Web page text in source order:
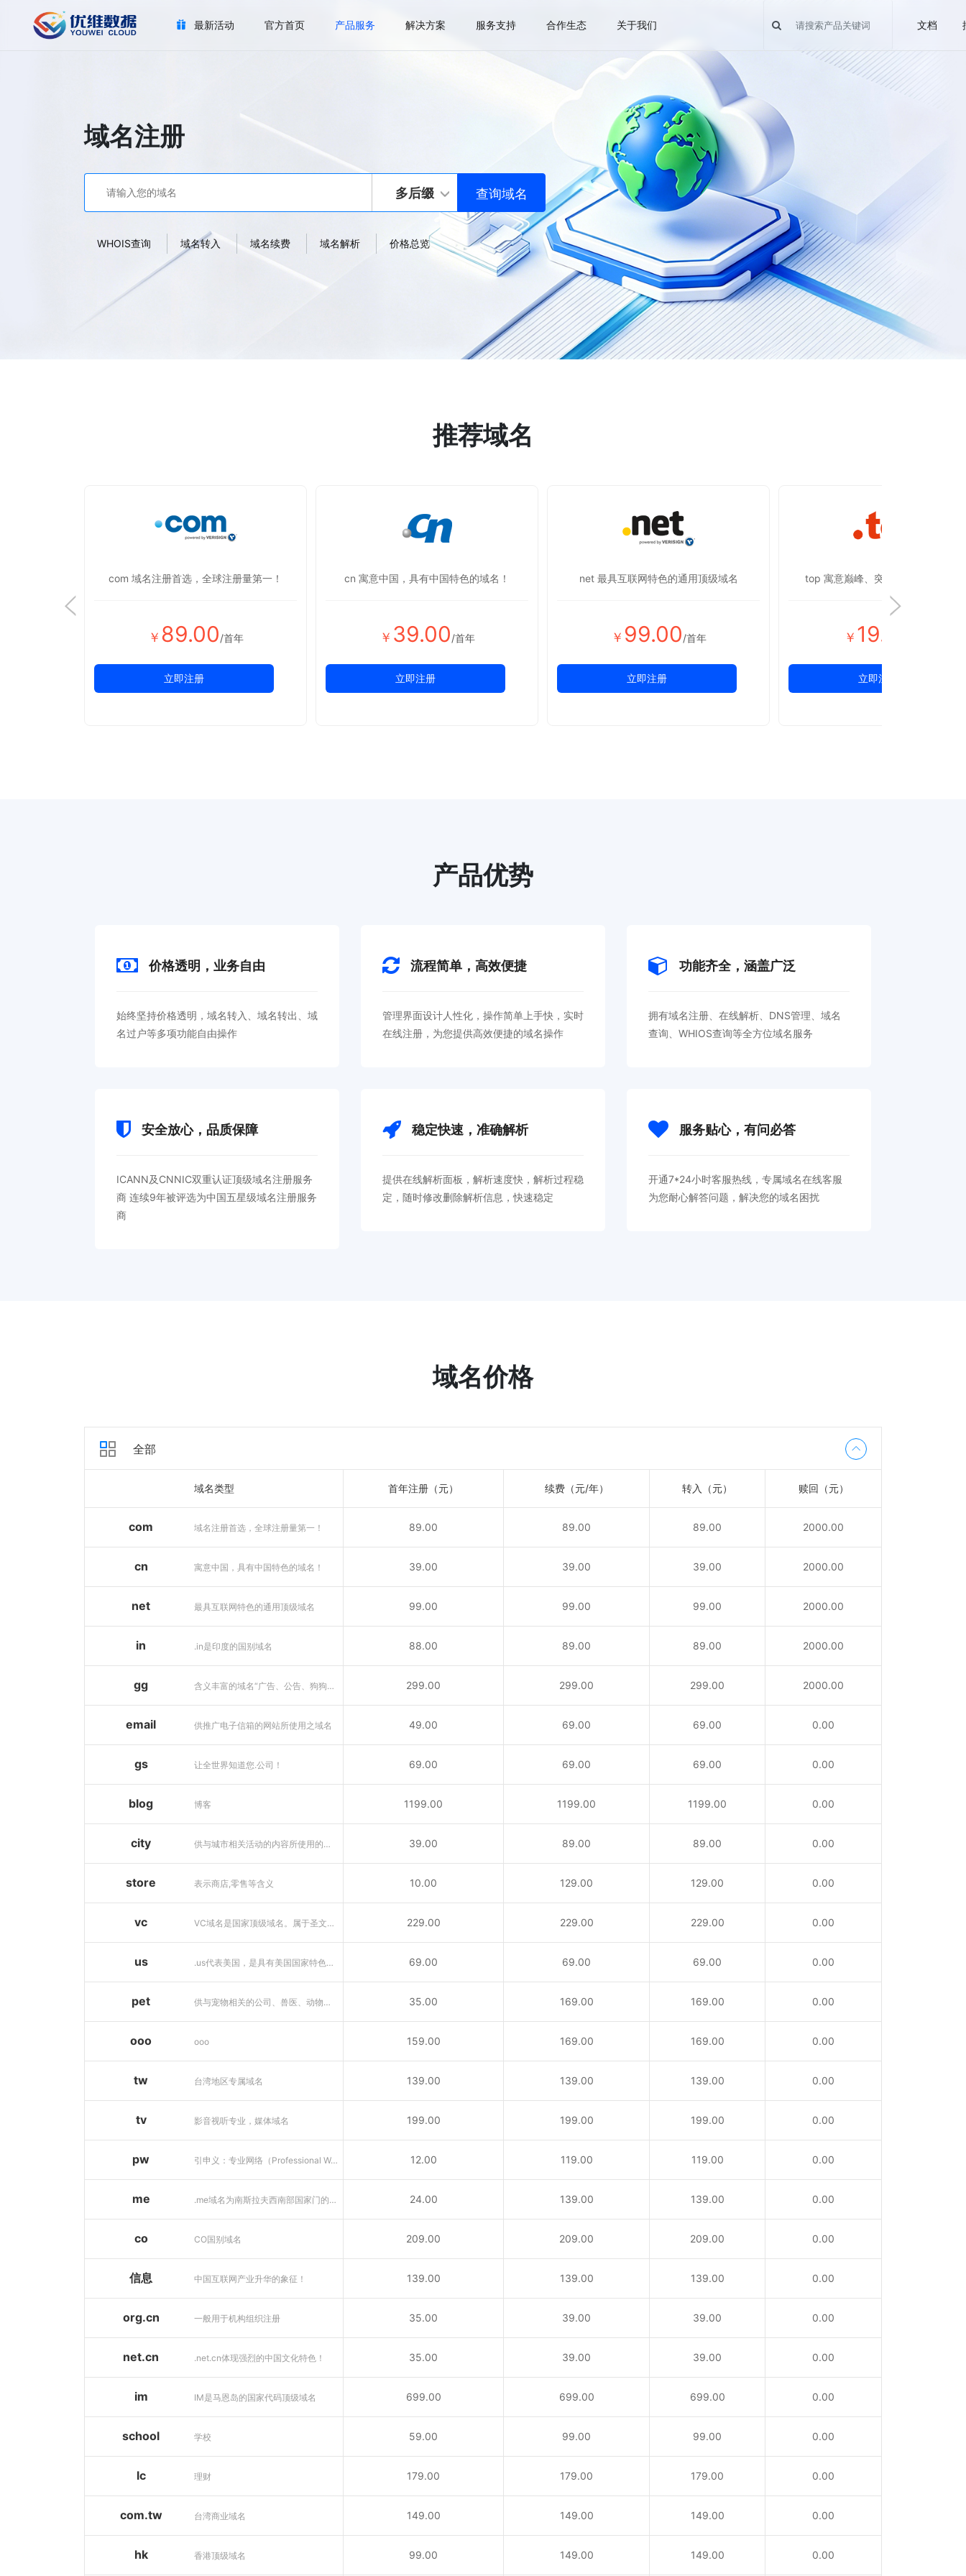
最新活动 官方首页 产品服务 解决方案 服务支持 合作生态 关于我们 文档
域名注册
多后缀
WHOIS查询 域名转入 域名续费 域名解析 价格总览
推荐域名
com 域名注册首选，全球注册量第一！
￥ 89.00/首年
立即注册
cn 寓意中国，具有中国特色的域名！
￥ 39.00/首年
立即注册
net 最具互联网特色的通用顶级域名
￥ 99.00/首年
立即注册
top 寓意巅峰、突破，彰显蒸蒸日
￥ 19.00
立即注册
产品优势
价格透明，业务自由
始终坚持价格透明，域名转入、域名转出、域
名过户等多项功能自由操作
流程简单，高效便捷
管理界面设计人性化，操作简单上手快，实时
在线注册，为您提供高效便捷的域名操作
功能齐全，涵盖广泛
拥有域名注册、在线解析、DNS管理、域名
查询、WHIOS查询等全方位域名服务
安全放心，品质保障
ICANN及CNNIC双重认证顶级域名注册服务
商 连续9年被评选为中国五星级域名注册服务
商
稳定快速，准确解析
提供在线解析面板，解析速度快，解析过程稳
定，随时修改删除解析信息，快速稳定
服务贴心，有问必答
开通7*24小时客服热线，专属域名在线客服
为您耐心解答问题，解决您的域名困扰
域名价格
全部
域名类型 首年注册（元） 续费（元/年） 转入（元） 赎回（元）
com 域名注册首选，全球注册量第一！ 89.00 89.00 89.00 2000.00
cn 寓意中国，具有中国特色的域名！ 39.00 39.00 39.00 2000.00
net 最具互联网特色的通用顶级域名 99.00 99.00 99.00 2000.00
in .in是印度的国别域名 88.00 89.00 89.00 2000.00
gg 含义丰富的域名“广告、公告、狗狗……”互联网行业首选后缀！ 299.00 299.00 299.00 2000.00
email 供推广电子信箱的网站所使用之域名 49.00 69.00 69.00 0.00
gs 让全世界知道您.公司！ 69.00 69.00 69.00 0.00
blog 博客 1199.00 1199.00 1199.00 0.00
city 供与城市相关活动的内容所使用的域名 39.00 89.00 89.00 0.00
store 表示商店,零售等含义 10.00 129.00 129.00 0.00
vc VC域名是国家顶级域名。属于圣文森特和格林纳丁斯国家顶级域名（ccTLD）后缀。 229.00 229.00 229.00 0.00
us .us代表美国，是具有美国国家特色的国别域名，适合在美公司注册。 69.00 69.00 69.00 0.00
pet 供与宠物相关的公司、兽医、动物救援及宠物爱好者所使用之域名 35.00 169.00 169.00 0.00
ooo ooo 159.00 169.00 169.00 0.00
tw 台湾地区专属域名 139.00 139.00 139.00 0.00
tv 影音视听专业，媒体域名 199.00 199.00 199.00 0.00
pw 引申义：专业网络（Professional Web）或个人网站 12.00 119.00 119.00 0.00
me .me域名为南斯拉夫西南部国家门的内哥罗的国家顶级域名 24.00 139.00 139.00 0.00
co CO国别域名 209.00 209.00 209.00 0.00
信息 中国互联网产业升华的象征！ 139.00 139.00 139.00 0.00
org.cn 一般用于机构组织注册 35.00 39.00 39.00 0.00
net.cn .net.cn体现强烈的中国文化特色！ 35.00 39.00 39.00 0.00
im IM是马恩岛的国家代码顶级域名 699.00 699.00 699.00 0.00
school 学校 59.00 99.00 99.00 0.00
lc 理财 179.00 179.00 179.00 0.00
com.tw 台湾商业域名 149.00 149.00 149.00 0.00
hk 香港顶级域名 99.00 149.00 149.00 0.00